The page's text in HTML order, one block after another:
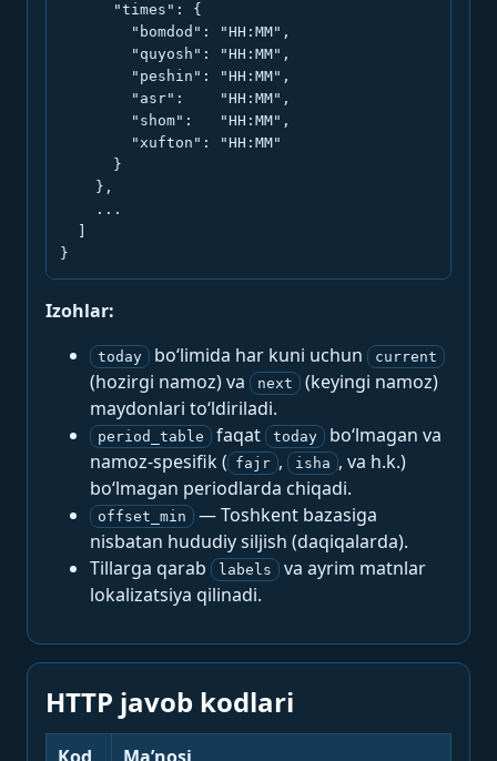
      "times": {
        "bomdod": "HH:MM",
        "quyosh": "HH:MM",
        "peshin": "HH:MM",
        "asr":    "HH:MM",
        "shom":   "HH:MM",
        "xufton": "HH:MM"
      }
    },
    ...
}
Izohlar:
today bo‘limida har kuni uchun current
(hozirgi namoz) va next
(keyingi namoz)
maydonlari to‘ldiriladi.
period_table faqat today
bo‘lmagan va
namoz-spesifik ( fajr , isha , va h.k.)
bo‘lmagan periodlarda chiqadi.
offset_min
— Toshkent bazasiga
nisbatan hududiy siljish (daqiqalarda).
Tillarga qarab
labels
va ayrim matnlar
lokalizatsiya qilinadi.
HTTP javob kodlari